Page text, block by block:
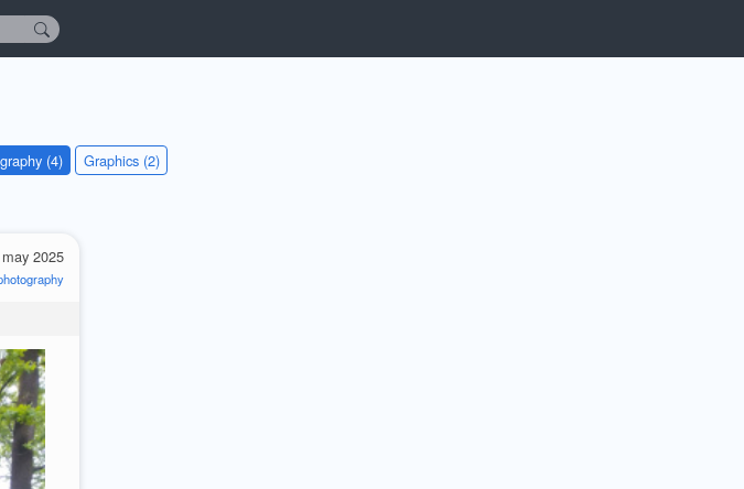
(4)
Graphics (2)
2025